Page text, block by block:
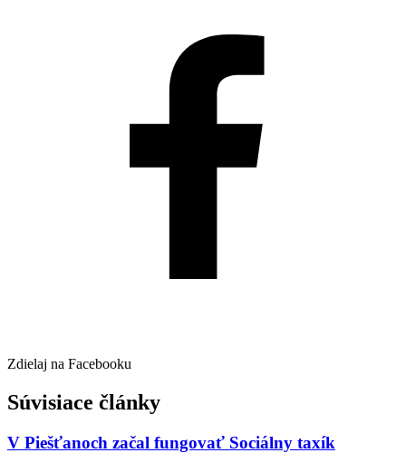
Zdielaj na Facebooku
Súvisiace články
V Piešťanoch začal fungovať Sociálny taxík